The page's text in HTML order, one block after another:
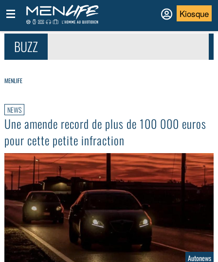
Kiosque
BUZZ
MENLIFE
NEWS
Une amende record de plus de 100 000 euros
pour cette petite infraction
Autonews